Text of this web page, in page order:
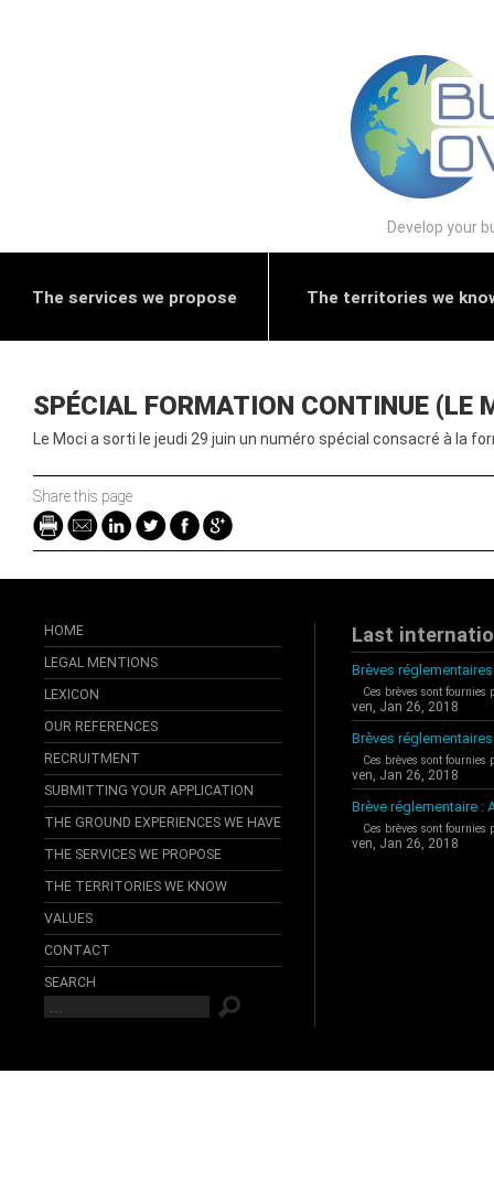
Develop your
The services we propose The territories we
SPÉCIAL FORMATION CONTINUE (LE
Le Moci a sorti le jeudi 29 juin un numéro spécial consacré à la
Share this page
HOME
LEGAL MENTIONS
LEXICON
OUR REFERENCES
RECRUITMENT
SUBMITTING YOUR APPLICATION
THE GROUND EXPERIENCES WE HAVE
THE SERVICES WE PROPOSE
THE TERRITORIES WE KNOW
VALUES
CONTACT
SEARCH
Last
Brèves réglementaires
Ces brèves sont fournies
ven, Jan 26, 2018
Brèves
Ces brèves sont fournies
ven, Jan 26, 2018
Brève réglementaire :
Ces brèves sont fournies
ven, Jan 26, 2018